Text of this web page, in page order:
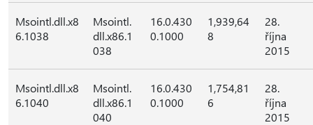
Msointl.dll.x8
6.1038
Msointl.
dll.x86.1
038
16.0.430
0.1000
1,939,64
8
28.
října
2015
Msointl.dll.x8
6.1040
Msointl.
dll.x86.1
040
16.0.430
0.1000
1,754,81
6
28.
října
2015